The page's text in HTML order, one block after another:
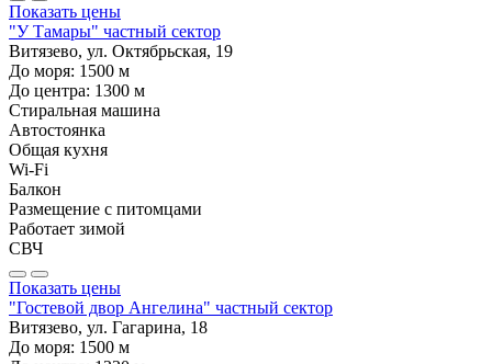
Показать цены
"У Тамары" частный сектор
Витязево, ул. Октябрьская, 19
До моря: 1500 м
До центра: 1300 м
Стиральная машина
Автостоянка
Общая кухня
Wi-Fi
Балкон
Размещение с питомцами
Работает зимой
СВЧ
Показать цены
"Гостевой двор Ангелина" частный сектор
Витязево, ул. Гагарина, 18
До моря: 1500 м